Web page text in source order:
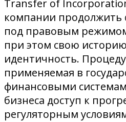
Transfer of
компании продолжить
под правовым
при этом свою
идентичность.
применяемая в
финансовыми
бизнеса доступ к
регуляторным